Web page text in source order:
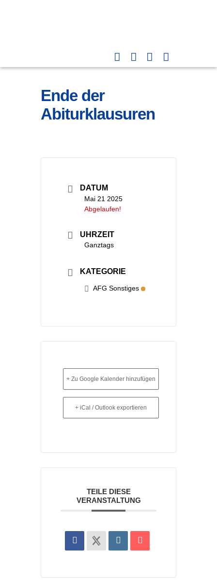
Ende der
Abiturklausuren
DATUM
Mai 21 2025
Abgelaufen!
UHRZEIT
Ganztags
KATEGORIE
AFG Sonstiges
+ Zu Google Kalender hinzufügen
+ iCal / Outlook exportieren
TEILE DIESE
VERANSTALTUNG